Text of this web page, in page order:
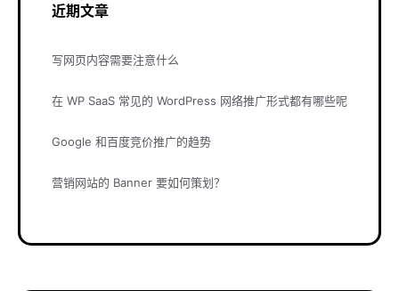
近期文章
写网页内容需要注意什么
在 WP SaaS 常见的 WordPress 网络推广形式都有哪些呢
Google 和百度竞价推广的趋势
营销网站的 Banner 要如何策划？